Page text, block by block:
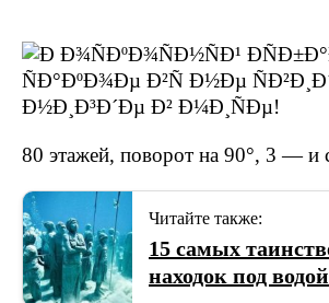
80 этажей, поворот на 90°, 3 — и
Читайте также:
15 самых
находок под водой